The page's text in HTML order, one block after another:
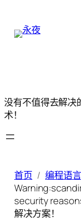
没有不值得去解决
术！
首页 编程语言
security
解决方案！